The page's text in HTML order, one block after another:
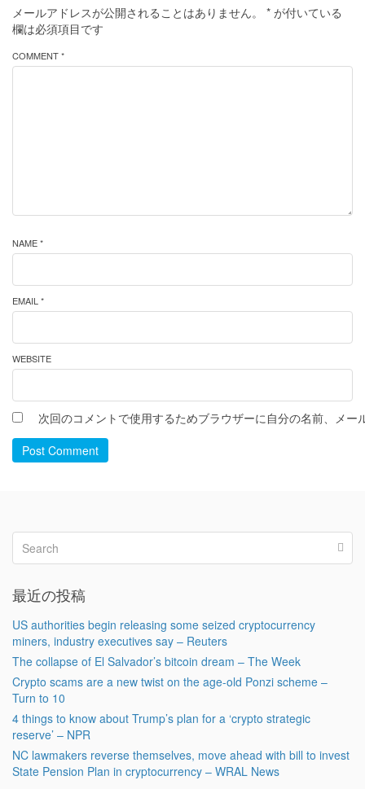
メールアドレスが公開されることはありません。 * が付いている
欄は必須項目です
COMMENT *
NAME *
EMAIL *
WEBSITE
次回のコメントで使用するためブラウザーに自分の名前、メー
Post Comment
最近の投稿
US authorities begin releasing some seized cryptocurrency
miners, industry executives say – Reuters
The collapse of El Salvador’s bitcoin dream – The Week
Crypto scams are a new twist on the age-old Ponzi scheme –
Turn to 10
4 things to know about Trump’s plan for a ‘crypto strategic
reserve’ – NPR
NC lawmakers reverse themselves, move ahead with bill to invest
State Pension Plan in cryptocurrency – WRAL News